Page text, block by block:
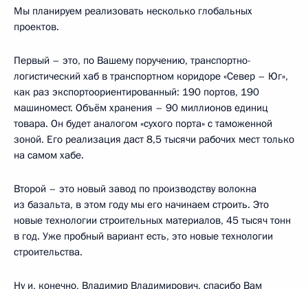
Мы планируем реализовать несколько глобальных
проектов.
Первый – это, по Вашему поручению, транспортно-
логистический хаб в транспортном коридоре «Север – Юг»,
как раз экспортоориентированный: 190 портов, 190
машиномест. Объём хранения – 90 миллионов единиц
товара. Он будет аналогом «сухого порта» с таможенной
зоной. Его реализация даст 8,5 тысячи рабочих мест только
на самом хабе.
Второй – это новый завод по производству волокна
из базальта, в этом году мы его начинаем строить. Это
новые технологии строительных материалов, 45 тысяч тонн
в год. Уже пробный вариант есть, это новые технологии
строительства.
Ну и, конечно, Владимир Владимирович, спасибо Вам